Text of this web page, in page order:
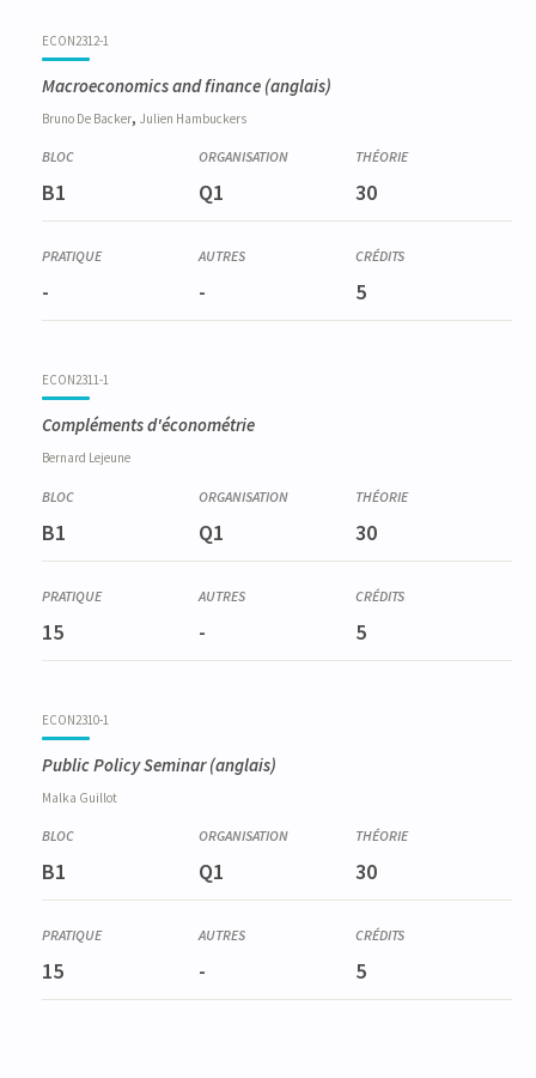
ECON2312-1
Macroeconomics and finance (anglais)
Bruno De Backer, Julien Hambuckers
B1 Q1 30
- - 5
ECON2311-1
Compléments d'économétrie
Bernard Lejeune
B1 Q1 30
15 - 5
ECON2310-1
Public Policy Seminar(anglais)
Malka Guillot
B1 Q1 30
15 - 5